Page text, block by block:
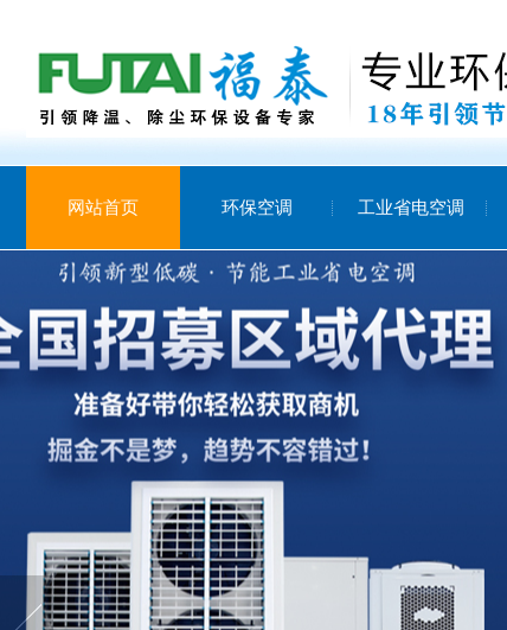
网站首页 环保空调 工业省电空调